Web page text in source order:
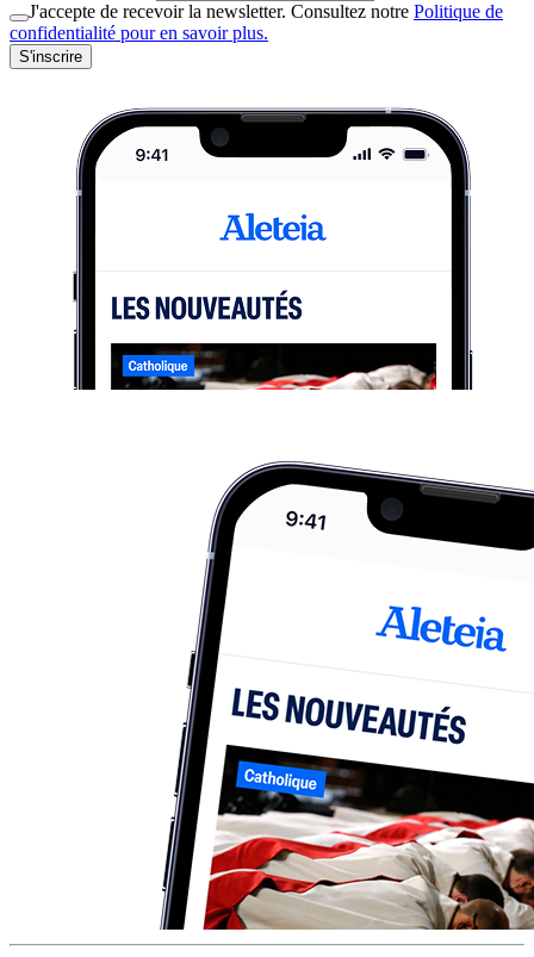
J'accepte de recevoir la newsletter. Consultez notre Politique de
confidentialité pour en savoir plus.
S'inscrire